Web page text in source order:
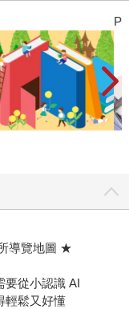
導覽地圖 ★
要從小認識 AI
輕鬆又好懂